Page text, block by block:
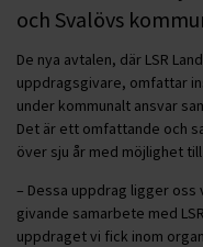
och Svalövs
De nya avtalen, där LSR
uppdragsgivare, omfattar
under kommunalt ansvar
Det är ett omfattande och
över sju år med möjlighet
– Dessa uppdrag ligger
givande samarbete med
uppdraget vi fick inom